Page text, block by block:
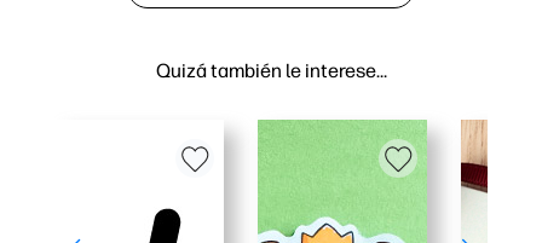
Quizá también le interese…